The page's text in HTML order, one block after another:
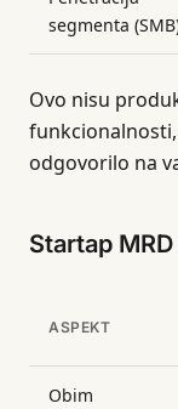
segmenta
Ovo nisu
funkcionalnosti,
odgovorilo na
Startap
ASPEKT
Obim